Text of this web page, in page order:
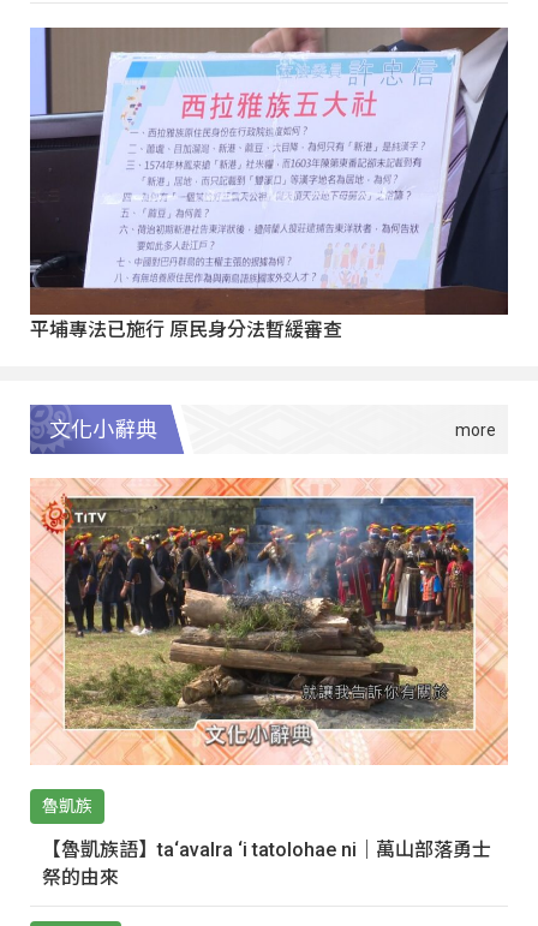
平埔專法已施行 原民身分法暫緩審查
文化小辭典
魯凱族
【魯凱族語】ta‘avalra ‘i tatolohae ni｜萬山部落勇士
祭的由來